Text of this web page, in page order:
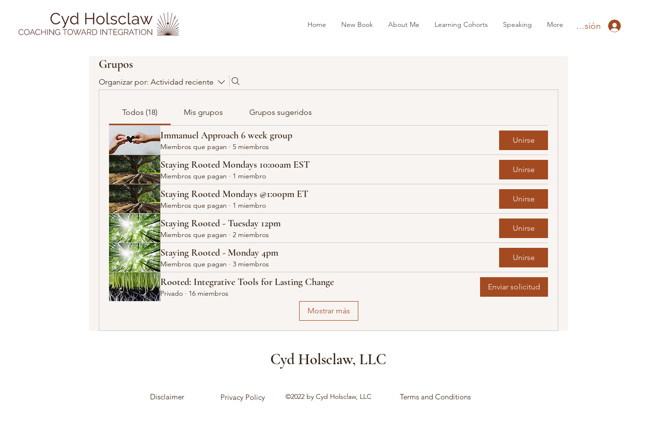
Iniciar sesión
Home New Book About Me Learning Cohorts Speaking More
Grupos
Organizar por: Actividad reciente
Todos (18) Mis grupos Grupos sugeridos
Immanuel Approach 6 week group
Miembros que pagan · 5 miembros
Unirse
Staying Rooted Mondays 10:00am EST
Miembros que pagan · 1 miembro
Unirse
Staying Rooted Mondays @1:00pm ET
Miembros que pagan · 1 miembro
Unirse
Staying Rooted - Tuesday 12pm
Miembros que pagan · 2 miembros
Unirse
Staying Rooted - Monday 4pm
Miembros que pagan · 3 miembros
Unirse
Rooted: Integrative Tools for Lasting Change
Privado · 16 miembros
Enviar solicitud
Mostrar más
Cyd Holsclaw, LLC
Disclaimer Privacy Policy Terms and Conditions
©2022 by Cyd Holsclaw, LLC